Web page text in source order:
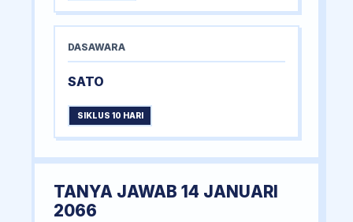
DASAWARA
SATO
SIKLUS 10 HARI
TANYA JAWAB 14 JANUARI
2066